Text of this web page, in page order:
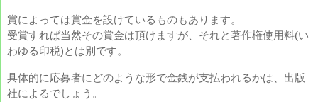
賞によっては賞金を設けているものもあります。
受賞すれば当然その賞金は頂けますが、それと著作権使用料(い
わゆる印税)とは別です。
具体的に応募者にどのような形で金銭が支払われるかは、出版
社によるでしょう。